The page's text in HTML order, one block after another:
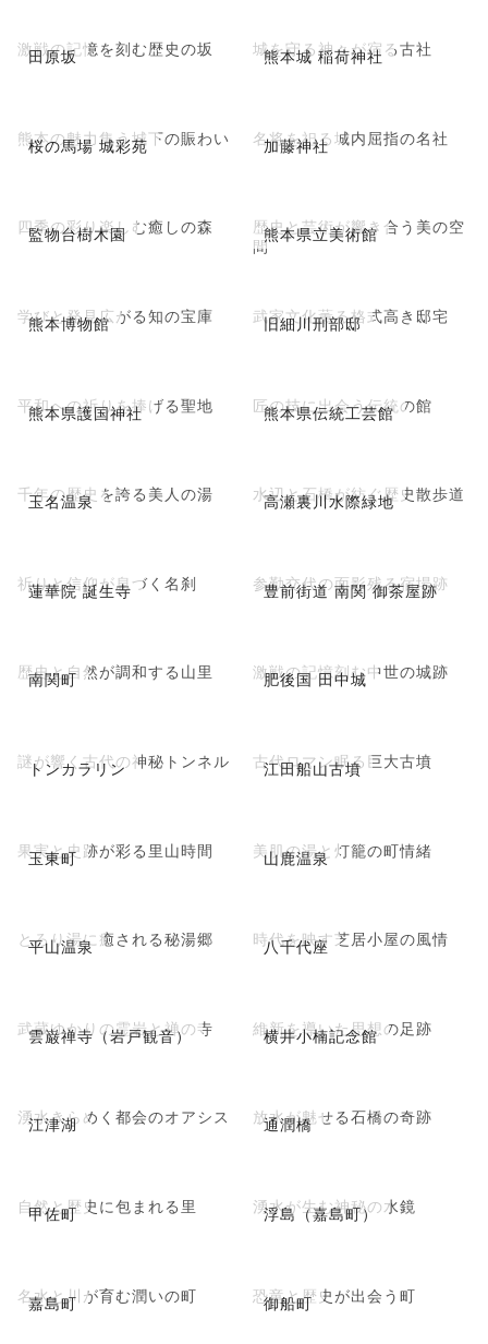
田原坂
激戦の記憶を刻む歴史の坂 熊本城 稲荷神社
城を守る神々が宿る古社
桜の馬場 城彩苑
熊本の魅力集う城下の賑わい 加藤神社
名将を祀る城内屈指の名社
監物台樹木園
四季の彩り楽しむ癒しの森 熊本県立美術館
歴史と芸術が響き合う美の空
間
熊本博物館
学びと発見広がる知の宝庫 旧細川刑部邸
武家文化薫る格式高き邸宅
熊本県護国神社
平和への祈りを捧げる聖地 熊本県伝統工芸館
匠の技に出会う伝統の館
玉名温泉
千年の歴史を誇る美人の湯 高瀬裏川水際緑地
水辺と石橋が紡ぐ歴史散歩道
蓮華院 誕生寺
祈りと信仰が息づく名刹 豊前街道 南関 御茶屋跡
参勤交代の面影残る宿場跡
南関町
歴史と自然が調和する山里 肥後国 田中城
激戦の記憶刻む中世の城跡
トンカラリン
謎が響く古代の神秘トンネル 江田船山古墳
古代ロマン眠る巨大古墳
玉東町
果実と史跡が彩る里山時間 山鹿温泉
美肌の湯と灯籠の町情緒
平山温泉
とろり湯に癒される秘湯郷 八千代座
時代を映す芝居小屋の風情
雲巌禅寺（岩戸観音）
武蔵ゆかりの霊岩と禅の寺 横井小楠記念館
維新を導いた思想の足跡
江津湖
湧水きらめく都会のオアシス 通潤橋
放水が魅せる石橋の奇跡
甲佐町
自然と歴史に包まれる里 浮島（嘉島町）
湧水が生む神秘の水鏡
嘉島町
名水と川が育む潤いの町 御船町
恐竜と歴史が出会う町